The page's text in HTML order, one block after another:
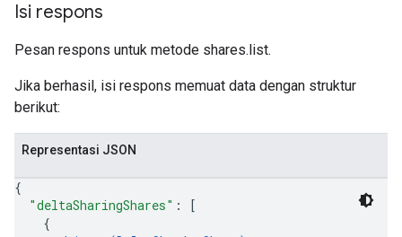
Isi respons
Pesan respons untuk metode shares.list.
Jika berhasil, isi respons memuat data dengan struktur
berikut:
Representasi JSON
{
"deltaSharingShares" :
[
{